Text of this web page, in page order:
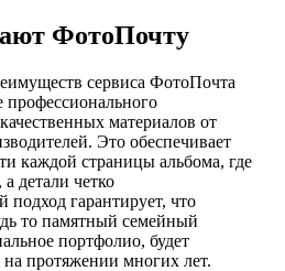
ФотоПочту
сервиса ФотоПочта
профессионального
материалов от
Это обеспечивает
каждой страницы альбома, где
детали четко
гарантирует, что
то памятный семейный
портфолио, будет
на протяжении многих лет.